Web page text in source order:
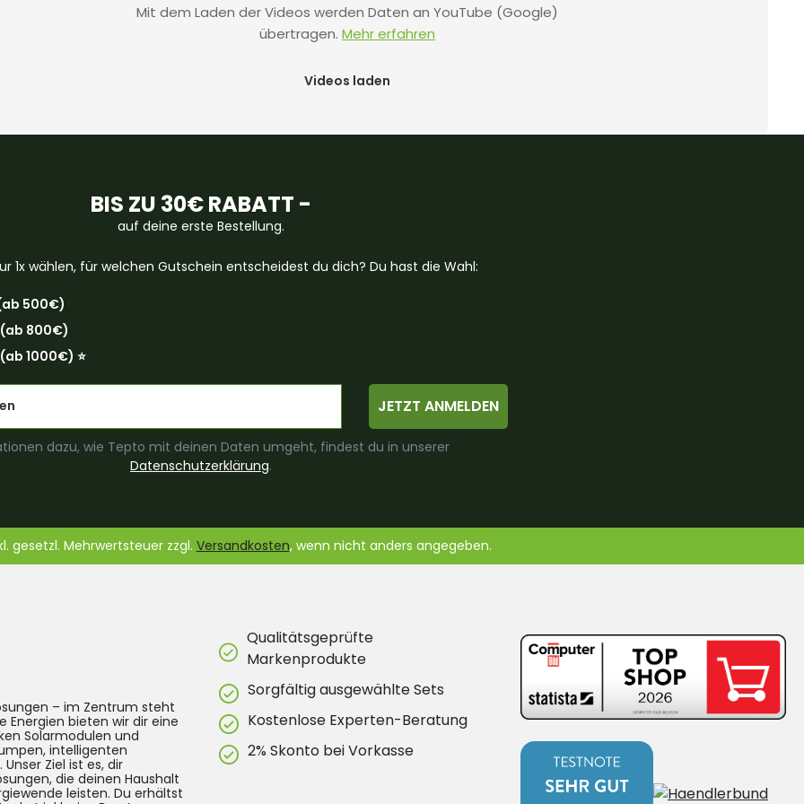
Mit dem Laden der Videos werden Daten an YouTube (Google)
übertragen. Mehr erfahren
Videos laden
BIS ZU 30€ RABATT -
auf deine erste Bestellung.
1x wählen, für welchen Gutschein entscheidest du dich? Du hast die Wahl:
500€)
800€)
1000€) ⭐️
JETZT ANMELDEN
dazu, wie Tepto mit deinen Daten umgeht, findest du in unserer
Datenschutzerklärung.
gesetzl. Mehrwertsteuer zzgl. Versandkosten, wenn nicht anders angegeben.
– im Zentrum steht
Energien bieten wir dir eine
Solarmodulen und
intelligenten
Ziel ist es, dir
die deinen Haushalt
leisten. Du erhältst
Qualitätsgeprüfte
Markenprodukte
Sorgfältig ausgewählte Sets
Kostenlose Experten-Beratung
2% Skonto bei Vorkasse